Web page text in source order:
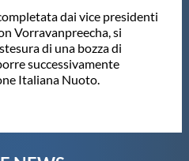
dai vice presidenti
Vorravanpreecha, si
di una bozza di
successivamente
Italiana Nuoto.